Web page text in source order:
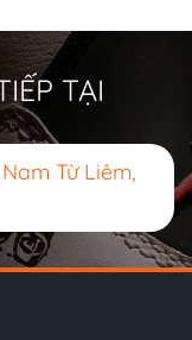
TẠI
Từ Liêm,